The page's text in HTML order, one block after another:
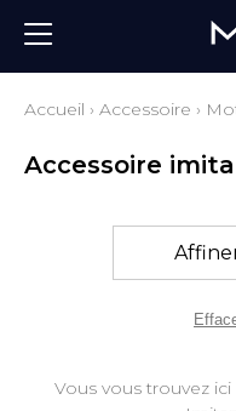
Accueil › Accessoire ›
Accessoire
Vous vous trouvez ici